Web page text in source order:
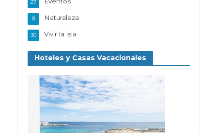
27
Naturaleza
8
Vivir la isla
30
Hoteles y Casas Vacacionales